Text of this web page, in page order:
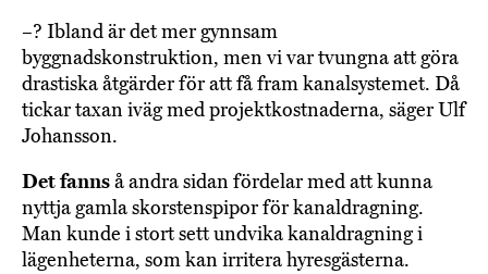
–? Ibland är det mer gynnsam
byggnadskonstruktion, men vi var tvungna att göra
drastiska åtgärder för att få fram kanalsystemet. Då
tickar taxan iväg med projektkostnaderna, säger Ulf
Johansson.
Det fannså andra sidan fördelar med att kunna
nyttja gamla skorstenspipor för kanaldragning.
Man kunde i stort sett undvika kanaldragning i
lägenheterna, som kan irritera hyresgästerna.